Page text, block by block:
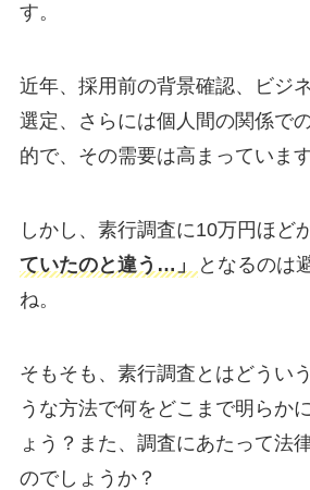
す。
近年、採用前の背景確認、ビジ
選定、さらには個人間の関係で
的で、その需要は高まっています
しかし、素行調査に10万円ほど
ていたのと違う…」
となるのは
ね。
そもそも、素行調査とはどうい
うな方法で何をどこまで明らか
ょう？また、調査にあたって法
のでしょうか？